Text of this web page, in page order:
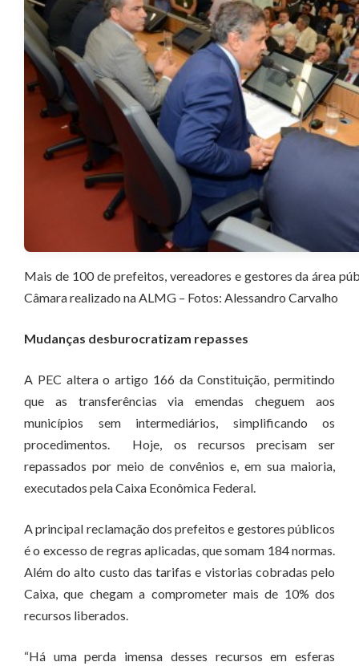
Mais de 100 de prefeitos, vereadores e gestores da área
Câmara realizado na ALMG – Fotos: Alessandro Carvalho
Mudanças desburocratizam repasses
A PEC altera o artigo 166 da Constituição, permitindo
que as transferências via emendas cheguem aos
municípios sem intermediários, simplificando os
procedimentos. Hoje, os recursos precisam ser
repassados por meio de convênios e, em sua maioria,
executados pela Caixa Econômica Federal.
A principal reclamação dos prefeitos e gestores públicos
é o excesso de regras aplicadas, que somam 184 normas.
Além do alto custo das tarifas e vistorias cobradas pelo
Caixa, que chegam a comprometer mais de 10% dos
recursos liberados.
“Há uma perda imensa desses recursos em esferas